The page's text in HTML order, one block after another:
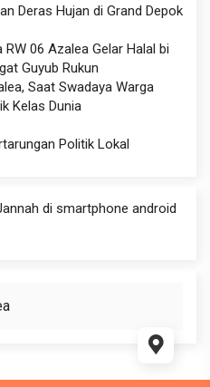
Deras Hujan di Grand Depok
06 Azalea Gelar Halal bi
Guyub Rukun
Saat Swadaya Warga
Kelas Dunia
Politik Lokal
di smartphone android